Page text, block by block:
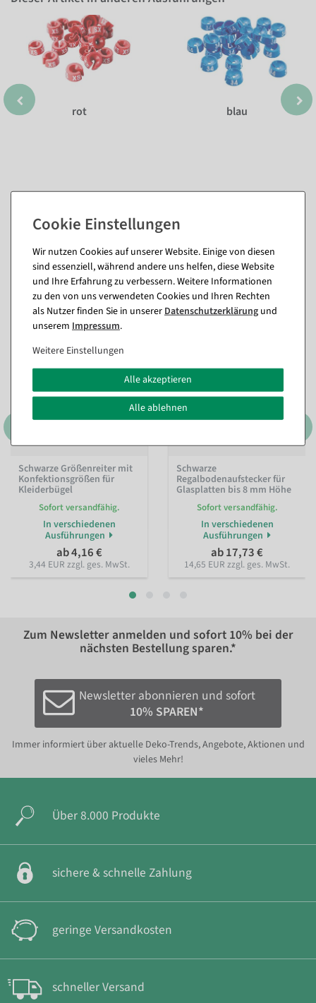
rot blau
Passende Artikel zu diesem Produkt
(8)
Schwarze Größenreiter mit
Konfektionsgrößen für
Kleiderbügel
Sofort versandfähig.
In verschiedenen
Ausführungen
ab 4,16 €
3,44 EUR zzgl. ges. MwSt.
Schwarze
Regalbodenaufstecker für
Glasplatten bis 8 mm Höhe
Sofort versandfähig.
In verschiedenen
Ausführungen
ab 17,73 €
14,65 EUR zzgl. ges. MwSt.
Zum Newsletter anmelden und sofort 10% bei der
nächsten Bestellung sparen.*
Newsletter abonnieren und sofort
10% SPAREN*
Immer informiert über aktuelle Deko-Trends, Angebote, Aktionen und
vieles Mehr!
Über 8.000 Produkte
sichere & schnelle Zahlung
geringe Versandkosten
schneller Versand
Wir nutzen Cookies auf unserer Website. Einige von diesen
sind essenziell, während andere uns helfen, diese Website
und Ihre Erfahrung zu verbessern. Weitere Informationen
zu den von uns verwendeten Cookies und Ihren Rechten
als Nutzer finden Sie in unsererDaten­schutz­erklärung und
unserem Impressum.
Weitere Einstellungen
Alle akzeptieren
Alle ablehnen